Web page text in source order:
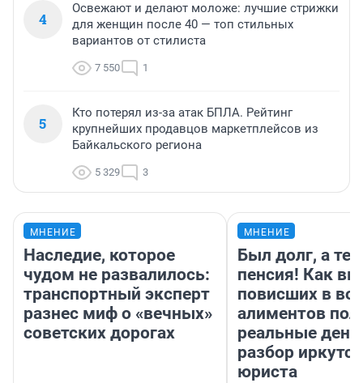
4
Освежают и делают моложе: лучшие стрижки
для женщин после 40 — топ стильных
вариантов от стилиста
7 550 1
5
Кто потерял из-за атак БПЛА. Рейтинг
крупнейших продавцов маркетплейсов из
Байкальского региона
5 329 3
МНЕНИЕ
Наследие, которое
чудом не развалилось:
транспортный эксперт
разнес миф о «вечных»
советских дорогах
МНЕНИЕ
Был долг, а
пенсия! Как
повисших в
алиментов
реальные
разбор
юриста